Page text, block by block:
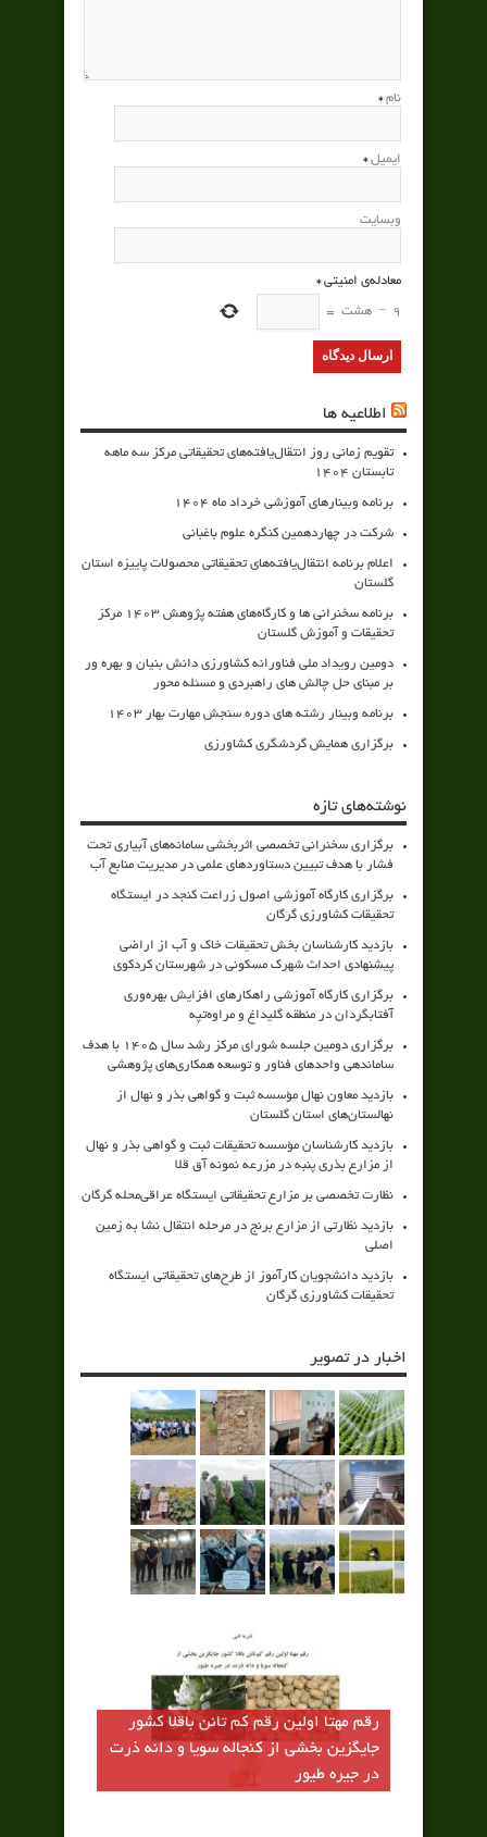
نام *
ایمیل *
وبسایت
معادله‌ی امنیتی*
9
− هشت =
اطلاعیه ها
تقویم زمانی روز انتقال‌یافته‌های تحقیقاتی مرکز سه ماهه
تابستان 1404
برنامه وبینارهای آموزشی خرداد ماه 1404
شرکت در چهاردهمین کنگره علوم باغبانی
اعلام برنامه انتقال‌یافته‌های تحقیقاتی محصولات پاییزه استان
گلستان
برنامه سخنرانی ها و کارگاه‌های هفته پژوهش 1403 مرکز
تحقیقات و آموزش گلستان
دومین رویداد ملی فناورانه کشاورزی دانش بنیان و بهره ور
بر مبنای حل چالش های راهبردی و مسئله محور
برنامه وبینار رشته های دوره سنجش مهارت بهار 1403
برگزاری همایش گردشگری کشاورزی
نوشته‌های تازه
برگزاری سخنرانی تخصصی اثربخشی سامانه‌های آبیاری تحت
فشار با هدف تبیین دستاوردهای علمی در مدیریت منابع آب
برگزاری کارگاه آموزشی اصول زراعت کنجد در ایستگاه
تحقیقات کشاورزی گرگان
بازدید کارشناسان بخش تحقیقات خاک و آب از اراضی
پیشنهادی احداث شهرک مسکونی در شهرستان کردکوی
برگزاری کارگاه آموزشی راهکارهای افزایش بهره‌وری
آفتابگردان در منطقه گلیداغ و مراوه‌تپه
برگزاری دومین جلسه شورای مرکز رشد سال ۱۴۰۵ با هدف
ساماندهی واحدهای فناور و توسعه همکاری‌های پژوهشی
بازدید معاون نهال مؤسسه ثبت و گواهی بذر و نهال از
نهالستان‌های استان گلستان
بازدید کارشناسان مؤسسه تحقیقات ثبت و گواهی بذر و نهال
از مزارع بذری پنبه در مزرعه نمونه آق قلا
نظارت تخصصی بر مزارع تحقیقاتی ایستگاه عراقی‌محله گرگان
بازدید نظارتی از مزارع برنج در مرحله انتقال نشا به زمین
اصلی
بازدید دانشجویان کارآموز از طرح‌های تحقیقاتی ایستگاه
تحقیقات کشاورزی گرگان
اخبار در تصویر
رقم مهتا اولين رقم كم تانن باقلا كشور
جايگزين بخشي از كنجاله سويا و دانه ذرت
در جيره طيور